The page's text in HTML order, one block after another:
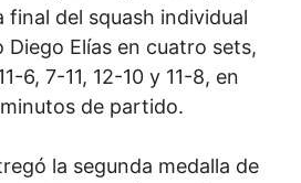
final del squash individual
Elías en cuatro sets,
6, 7-11, 12-10 y 11-8, en
de partido.
la segunda medalla de